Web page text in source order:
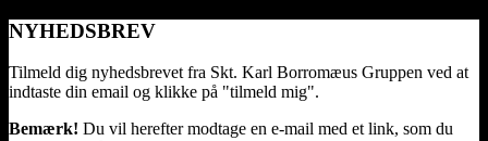
NYHEDSBREV
Tilmeld dig nyhedsbrevet fra Skt. Karl Borromæus Gruppen ved at
indtaste din email og klikke på "tilmeld mig".
Bemærk! Du vil herefter modtage en e-mail med et link, som du